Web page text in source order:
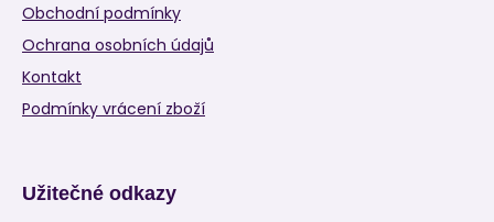
Obchodní podmínky
Ochrana osobních údajů
Kontakt
Podmínky vrácení zboží
Užitečné odkazy